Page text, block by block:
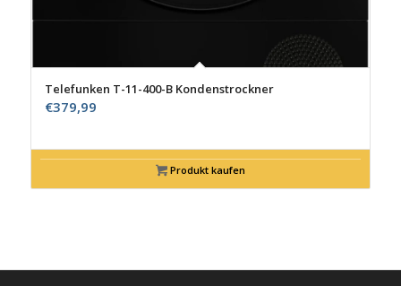
Telefunken T-11-400-B Kondenstrockner
€379,99
Produkt kaufen